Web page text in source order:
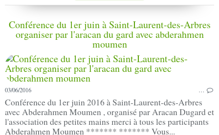
Conférence du 1er juin à Saint-Laurent-des-Arbres
organiser par l'aracan du gard avec abderahmen
moumen
03/06/2016 …
Conférence du 1er juin 2016 à Saint-Laurent-des-Arbres
avec Abderahmen Moumen , organisé par Aracan Dugard et
l'association des petites mains merci à tous les participants
Abderahmen Moumen ******* ******* Vous...